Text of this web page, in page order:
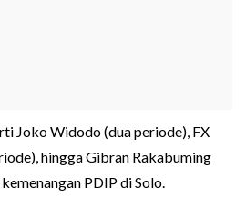
Joko Widodo (dua periode), FX
hingga Gibran Rakabuming
PDIP di Solo.